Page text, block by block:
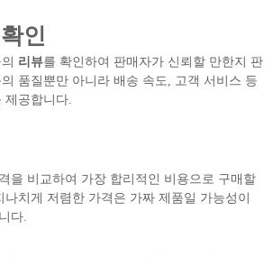
인
리뷰를 확인하여 판매자가 신뢰할 만한지 판
품질뿐만 아니라 배송 속도, 고객 서비스 등
공합니다.
을 비교하여 가장 합리적인 비용으로 구매할
치게 저렴한 가격은 가짜 제품일 가능성이
다.